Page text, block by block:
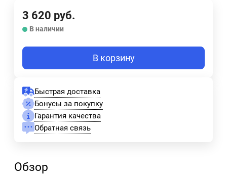
3 620 руб.
В наличии
В корзину
Быстрая доставка
Бонусы за покупку
Гарантия качества
Обратная связь
Обзор